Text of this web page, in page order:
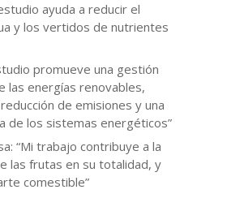
ayuda a reducir el
y los vertidos de nutrientes
promueve una gestión
las energías renovables,
de emisiones y una
de los sistemas energéticos”
“Mi trabajo contribuye a la
las frutas en su totalidad, y
comestible”